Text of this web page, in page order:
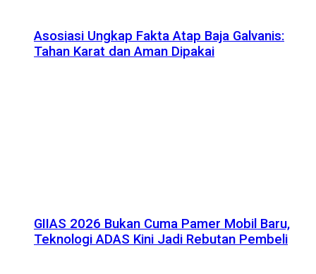
Asosiasi Ungkap Fakta Atap Baja Galvanis:
Tahan Karat dan Aman Dipakai
GIIAS 2026 Bukan Cuma Pamer Mobil Baru,
Teknologi ADAS Kini Jadi Rebutan Pembeli